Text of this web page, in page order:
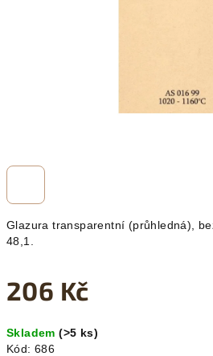
Glazura transparentní (průhledná),
48,1.
206 Kč
cena:
Skladem(>5 ks)
Kód: 686